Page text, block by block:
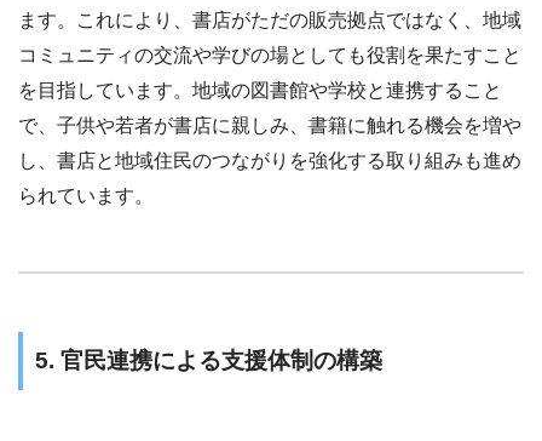
ます。これにより、書店がただの販売拠点ではなく、地域
コミュニティの交流や学びの場としても役割を果たすこと
を目指しています。地域の図書館や学校と連携すること
で、子供や若者が書店に親しみ、書籍に触れる機会を増や
し、書店と地域住民のつながりを強化する取り組みも進め
られています。
5. 官民連携による支援体制の構築